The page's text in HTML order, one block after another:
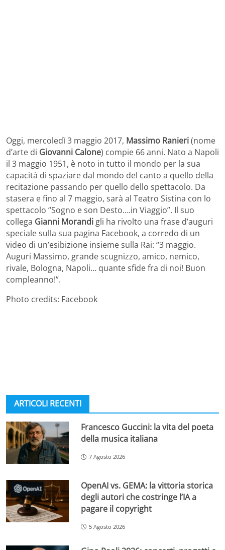
Oggi, mercoledì 3 maggio 2017, Massimo Ranieri(nome
d’arte di Giovanni Calone) compie 66 anni. Nato a Napoli
il 3 maggio 1951, è noto in tutto il mondo per la sua
capacità di spaziare dal mondo del canto a quello della
recitazione passando per quello dello spettacolo. Da
stasera e fino al 7 maggio, sarà al Teatro Sistina con lo
spettacolo “Sogno e son Desto….in Viaggio”. Il suo
collega Gianni Morandi gli ha rivolto una frase d’auguri
speciale sulla sua pagina Facebook, a corredo di un
video di un’esibizione insieme sulla Rai: “3 maggio.
Auguri Massimo, grande scugnizzo, amico, nemico,
rivale, Bologna, Napoli… quante sfide fra di noi! Buon
compleanno!”.
Photo credits: Facebook
ARTICOLI RECENTI
Francesco Guccini: la vita del poeta
della musica italiana
7 Agosto 2026
OpenAI vs. GEMA: la vittoria storica
degli autori che costringe l’IA a
pagare il copyright
5 Agosto 2026